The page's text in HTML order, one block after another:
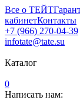
Все о ТЕЙТ
кабинетКонтакты
+7 (966) 270-04-39
infotate@tate.su
Каталог
0
Написать нам: